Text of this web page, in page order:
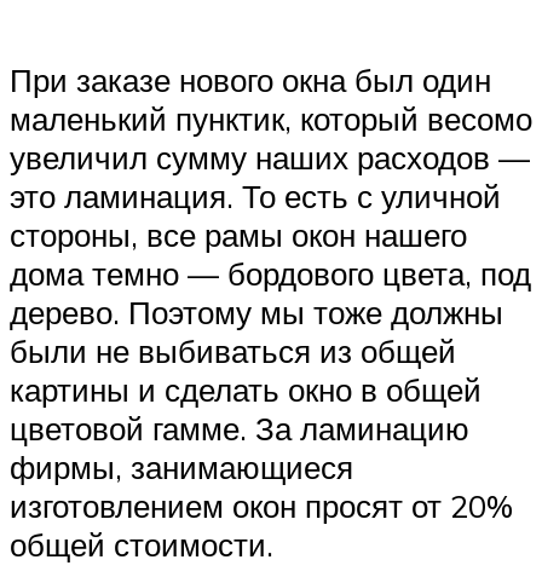
При заказе нового окна был один
маленький пунктик, который весомо
увеличил сумму наших расходов —
это ламинация. То есть с уличной
стороны, все рамы окон нашего
дома темно — бордового цвета, под
дерево. Поэтому мы тоже должны
были не выбиваться из общей
картины и сделать окно в общей
цветовой гамме. За ламинацию
фирмы, занимающиеся
изготовлением окон просят от 20%
общей стоимости.